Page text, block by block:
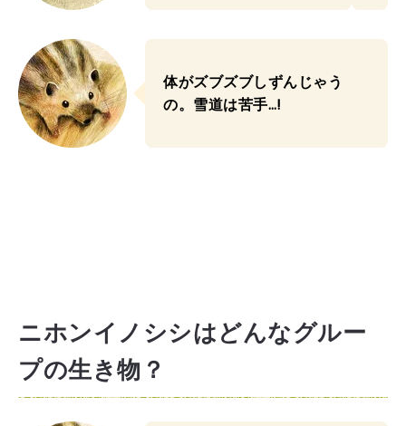
体がズブズブしずんじゃう
の。雪道は苦手…!
ニホンイノシシはどんなグルー
プの生き物？